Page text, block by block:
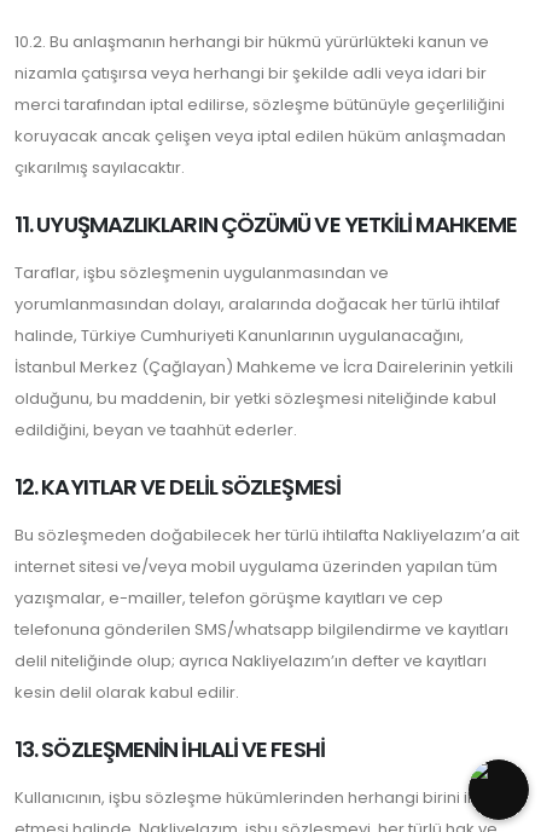
10.2. Bu anlaşmanın herhangi bir hükmü yürürlükteki kanun ve
nizamla çatışırsa veya herhangi bir şekilde adli veya idari bir
merci tarafından iptal edilirse, sözleşme bütünüyle geçerliliğini
koruyacak ancak çelişen veya iptal edilen hüküm anlaşmadan
çıkarılmış sayılacaktır.
11. UYUŞMAZLIKLARIN ÇÖZÜMÜ VE YETKİLİ MAHKEME
Taraflar, işbu sözleşmenin uygulanmasından ve
yorumlanmasından dolayı, aralarında doğacak her türlü ihtilaf
halinde, Türkiye Cumhuriyeti Kanunlarının uygulanacağını,
İstanbul Merkez (Çağlayan) Mahkeme ve İcra Dairelerinin yetkili
olduğunu, bu maddenin, bir yetki sözleşmesi niteliğinde kabul
edildiğini, beyan ve taahhüt ederler.
12. KAYITLAR VE DELİL SÖZLEŞMESİ
Bu sözleşmeden doğabilecek her türlü ihtilafta Nakliyelazım’a ait
internet sitesi ve/veya mobil uygulama üzerinden yapılan tüm
yazışmalar, e-mailler, telefon görüşme kayıtları ve cep
telefonuna gönderilen SMS/whatsapp bilgilendirme ve kayıtları
delil niteliğinde olup; ayrıca Nakliyelazım’ın defter ve kayıtları
kesin delil olarak kabul edilir.
13. SÖZLEŞMENİN İHLALİ VE FESHİ
Kullanıcının, işbu sözleşme hükümlerinden herhangi birini ihlal